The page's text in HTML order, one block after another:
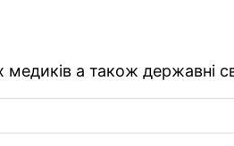
а також державні